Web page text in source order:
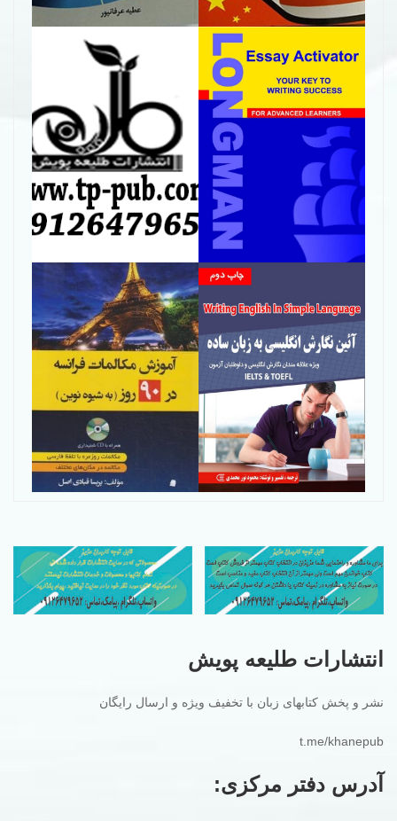
انتشارات طلیعه پویش
نشر و پخش کتابهای زبان با تخفیف ویژه و ارسال رایگان
t.me/khanepub
آدرس دفتر مرکزی: